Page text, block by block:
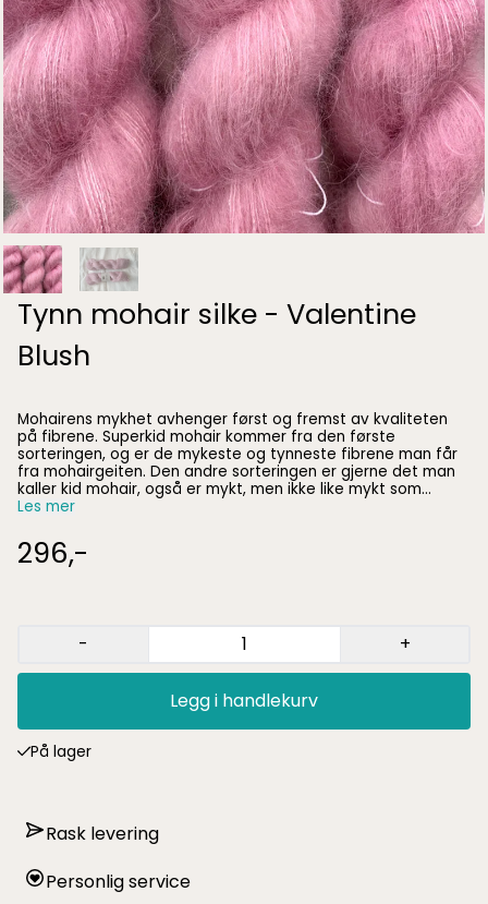
Tynn mohair silke - Valentine
Blush
Mohairens mykhet avhenger først og fremst av kvaliteten
på fibrene. Superkid mohair kommer fra den første
sorteringen, og er de mykeste og tynneste fibrene man får
fra mohairgeiten. Den andre sorteringen er gjerne det man
kaller kid mohair, også er mykt, men ikke like mykt som
superkid mohair. Garnet kan brukes inntil huden, og gir utrolig
perlemorglans, og mohairens evne til å holde på varmen er
omlag det doble sammenlignet med ull. Tråden er tynn, så
morbærsilke. Ubehandlet 18-24 m på pinne 3-5 = 10 cm 50 g
Les mer
296,-
- +
Legg i handlekurv
På lager
Rask levering
Personlig service